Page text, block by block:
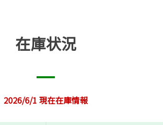
在庫状況
2026/6/1 現在在庫情報